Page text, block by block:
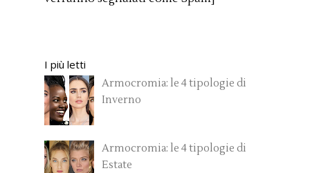
I più letti
Armocromia: le 4 tipologie di
Inverno
Armocromia: le 4 tipologie di
Estate